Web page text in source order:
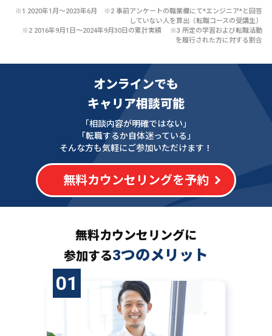
※1 2020年1月〜2023年6月 ※2 事前アンケートの職業欄にて*エンジニア*と回答
していない人を算出（転職コースの受講生）
※2 2016年9月1日〜2024年9月30日の累計実績 ※3 所定の学習および転職活動
を履行された方に対する割合
オンラインでも
キャリア相談可能
「相談内容が明確ではない」
「転職するか自体迷っている」
そんな方も気軽にご参加いただけます！
無料カウンセリングを予約
無料カウンセリングに
参加する3つのメリット
01